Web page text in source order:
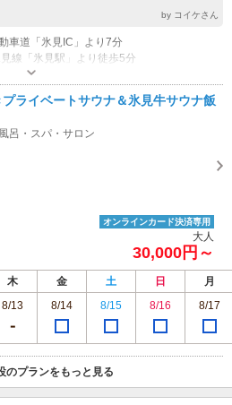
by コイケさん
道「氷見IC」より7分
「氷見駅」より徒歩5分
ライベートサウナ＆氷見牛サウナ飯
呂・スパ・サロン
オンラインカード決済専用
大人
30,000円～
木 金 土 日
月
8/13 8/14 8/15 8/16 8/17
のプランをもっと見る